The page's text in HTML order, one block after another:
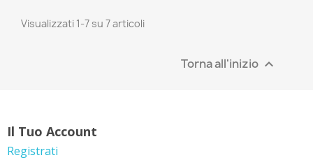
Visualizzati 1-7 su 7 articoli
Torna all'inizio 
Il Tuo Account
Registrati